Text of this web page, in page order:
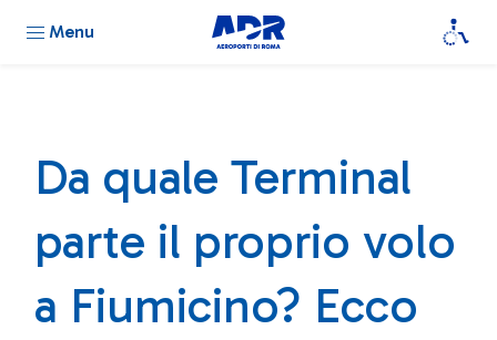
Menu
Da quale Terminal
parte il proprio volo
a Fiumicino? Ecco